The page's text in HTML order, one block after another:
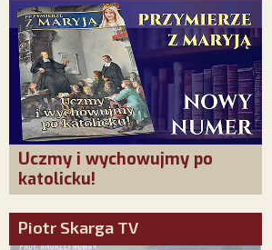
Uczmy i wychowujmy po
katolicku!
Piotr Skarga TV